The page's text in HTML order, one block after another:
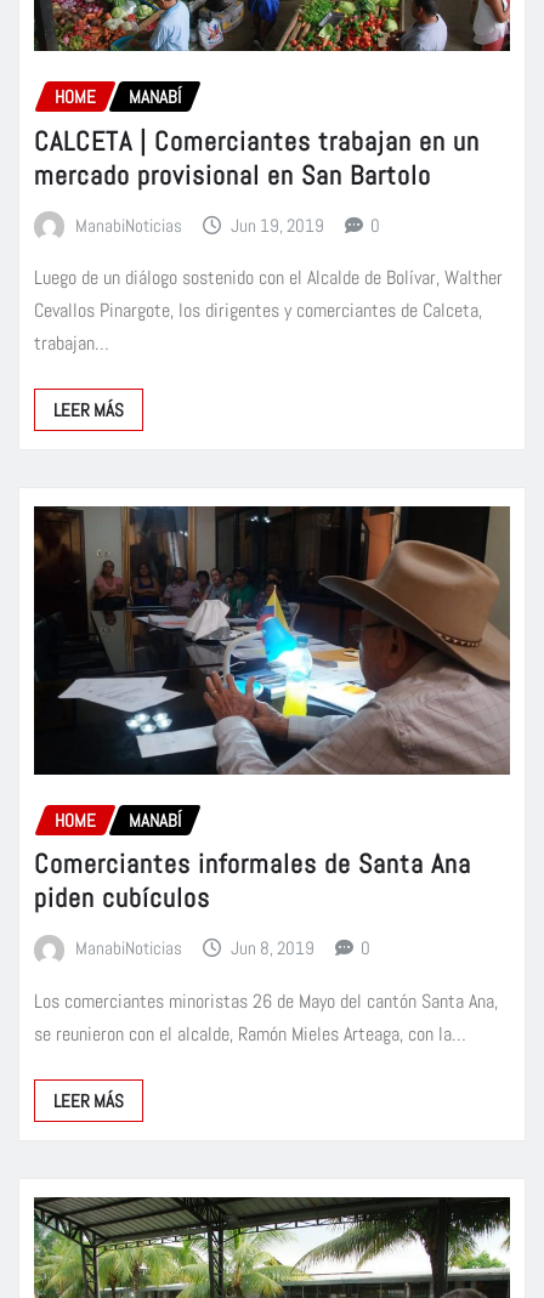
HOME MANABÍ
CALCETA | Comerciantes trabajan en un
mercado provisional en San Bartolo
ManabiNoticias Jun 19, 2019 0
Luego de un diálogo sostenido con el Alcalde de Bolívar, Walther
Cevallos Pinargote, los dirigentes y comerciantes de Calceta,
trabajan…
LEER MÁS
HOME MANABÍ
Comerciantes informales de Santa Ana
piden cubículos
ManabiNoticias Jun 8, 2019 0
Los comerciantes minoristas 26 de Mayo del cantón Santa Ana,
se reunieron con el alcalde, Ramón Mieles Arteaga, con la…
LEER MÁS